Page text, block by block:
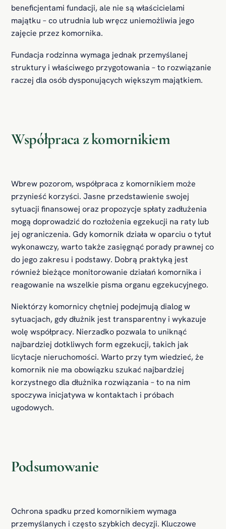
beneficjentami fundacji, ale nie są właścicielami
majątku – co utrudnia lub wręcz uniemożliwia jego
zajęcie przez komornika.
Fundacja rodzinna wymaga jednak przemyślanej
struktury i właściwego przygotowania – to rozwiązanie
raczej dla osób dysponujących większym majątkiem.
Współpraca z komornikiem
Wbrew pozorom, współpraca z komornikiem może
przynieść korzyści. Jasne przedstawienie swojej
sytuacji finansowej oraz propozycje spłaty zadłużenia
mogą doprowadzić do rozłożenia egzekucji na raty lub
jej ograniczenia. Gdy komornik działa w oparciu o tytuł
wykonawczy, warto także zasięgnąć porady prawnej co
do jego zakresu i podstawy. Dobrą praktyką jest
również bieżące monitorowanie działań komornika i
reagowanie na wszelkie pisma organu egzekucyjnego.
Niektórzy komornicy chętniej podejmują dialog w
sytuacjach, gdy dłużnik jest transparentny i wykazuje
wolę współpracy. Nierzadko pozwala to uniknąć
najbardziej dotkliwych form egzekucji, takich jak
licytacje nieruchomości. Warto przy tym wiedzieć, że
komornik nie ma obowiązku szukać najbardziej
korzystnego dla dłużnika rozwiązania – to na nim
spoczywa inicjatywa w kontaktach i próbach
ugodowych.
Podsumowanie
Ochrona spadku przed komornikiem wymaga
przemyślanych i często szybkich decyzji. Kluczowe